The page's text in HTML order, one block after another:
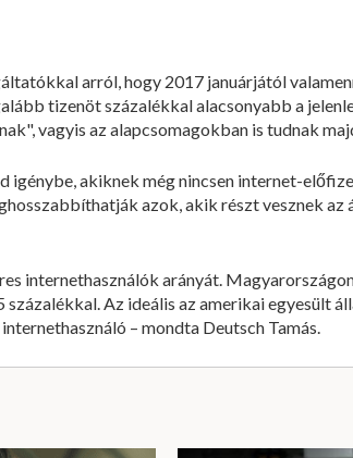
arról, hogy 2017 januárjától
tizenöt százalékkal alacsonyabb a
vagyis az alapcsomagokban is tudnak
igénybe, akiknek még nincsen internet-
azok, akik részt vesznek
internethasználók arányát.
Az ideális az amerikai egyesült
– mondta Deutsch Tamás.